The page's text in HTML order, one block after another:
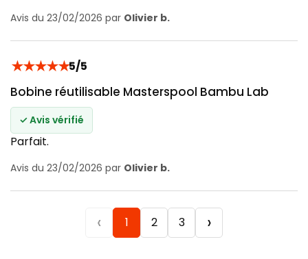
Avis du 23/02/2026 par Olivier b.
★★★★★5/5
Bobine réutilisable Masterspool Bambu Lab
✓ Avis vérifié
Parfait.
Avis du 23/02/2026 par Olivier b.
‹ 1 2 3 ›